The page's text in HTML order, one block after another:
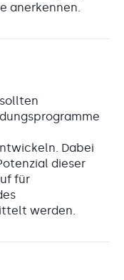
anerkennen.
Dabei
dieser
für
werden.